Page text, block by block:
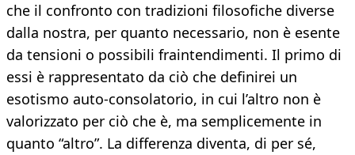
che il confronto con tradizioni filosofiche diverse
dalla nostra, per quanto necessario, non è esente
da tensioni o possibili fraintendimenti. Il primo di
essi è rappresentato da ciò che definirei un
esotismo auto-consolatorio, in cui l’altro non è
valorizzato per ciò che è, ma semplicemente in
quanto “altro”. La differenza diventa, di per sé,